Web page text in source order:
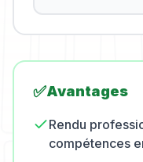
✅Avantages
Rendu
compétences